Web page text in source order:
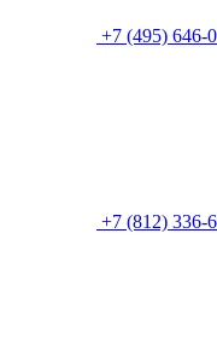
+7 (495) 646-
+7 (812) 336-